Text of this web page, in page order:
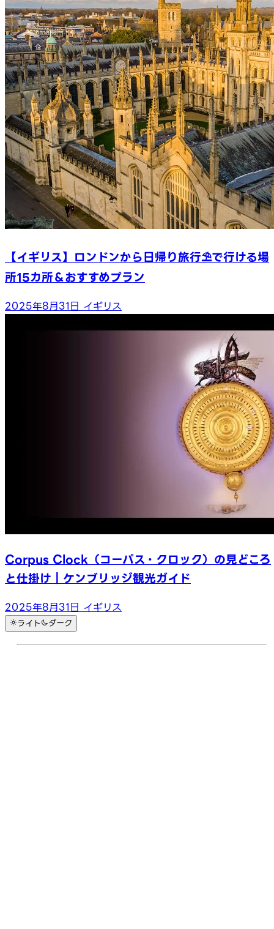
【イギリス】ロンドンから日帰り旅行⛱で行ける場
所15カ所＆おすすめプラン
2025年8月31日 イギリス
Corpus Clock（コーパス・クロック）の見どころ
と仕掛け｜ケンブリッジ観光ガイド
2025年8月31日 イギリス
ライト ダーク